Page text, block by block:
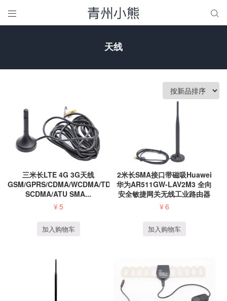
 
天线
三米长LTE 4G 3G天线
GSM/GPRS/CDMA/WCDMA/TD-
SCDMA/ATU SMA...
¥5
加入购物车
2米长SMA接口带磁吸Huawei
华为AR511GW-LAV2M3 全向
安全敏捷网关无线工业路由器
增...
¥6
加入购物车